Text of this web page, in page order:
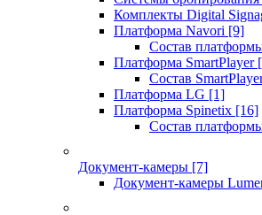
Комплекты Digital
Платформа Navori [9]
Состав
Платформа SmartPlayer
Состав
Платформа LG [1]
Платформа Spinetix [16]
Состав
Документ-камеры [7]
Документ-камеры